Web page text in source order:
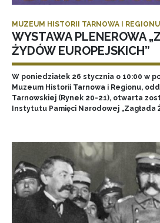
MUZEUM HISTORII TARNOWA I REGIONU
WYSTAWA PLENEROWA
ŻYDÓW EUROPEJSKICH”
W poniedziałek 26 stycznia o 10:00 w
Muzeum Historii Tarnowa i Regionu,
Tarnowskiej (Rynek 20-21), otwarta
Instytutu Pamięci Narodowej „Zagłada